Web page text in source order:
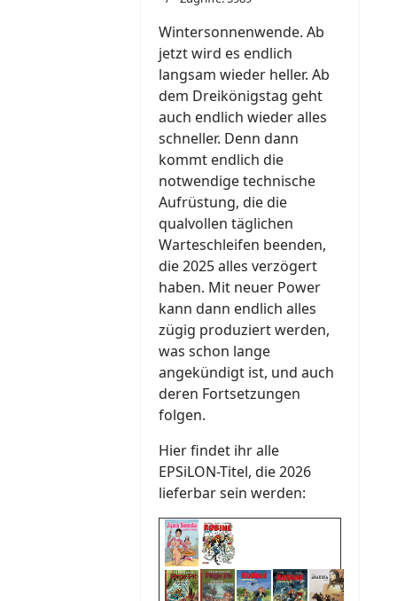
Wintersonnenwende. Ab
jetzt wird es endlich
langsam wieder heller. Ab
dem Dreikönigstag geht
auch endlich wieder alles
schneller. Denn dann
kommt endlich die
notwendige technische
Aufrüstung, die die
qualvollen täglichen
Warteschleifen beenden,
die 2025 alles verzögert
haben. Mit neuer Power
kann dann endlich alles
zügig produziert werden,
was schon lange
angekündigt ist, und auch
deren Fortsetzungen
folgen.
Hier findet ihr alle
EPSiLON-Titel, die 2026
lieferbar sein werden: